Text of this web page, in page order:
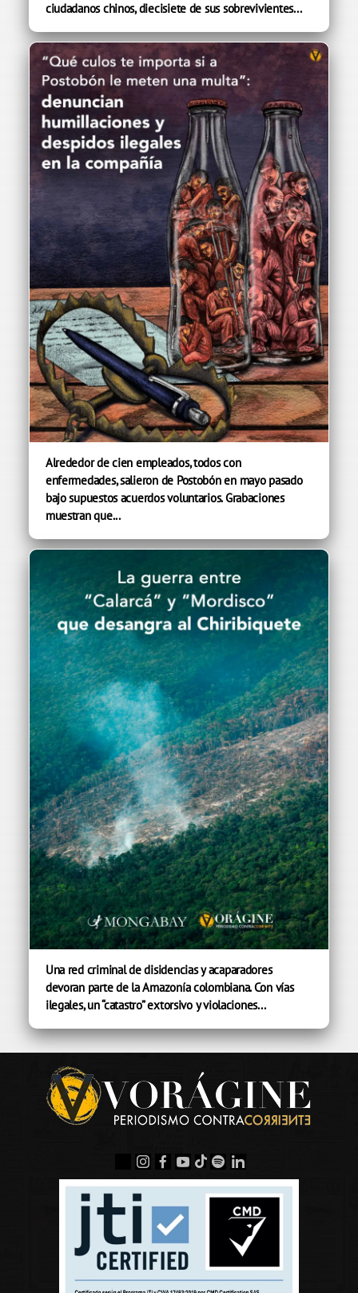
ciudadanos chinos, diecisiete de sus sobrevivientes...
Alrededor de cien empleados, todos con
enfermedades, salieron de Postobón en mayo pasado
bajo supuestos acuerdos voluntarios. Grabaciones
muestran que...
Una red criminal de disidencias y acaparadores
devoran parte de la Amazonía colombiana. Con vías
ilegales, un “catastro” extorsivo y violaciones...